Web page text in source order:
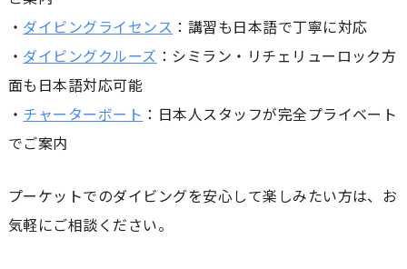
・ ダイビングライセンス ：講習も日本語で丁寧に対応
・ ダイビングクルーズ ：シミラン・リチェリューロック方
面も日本語対応可能
・ チャーターボート ：日本人スタッフが完全プライベート
でご案内
プーケットでのダイビングを安心して楽しみたい方は、お
気軽にご相談ください。